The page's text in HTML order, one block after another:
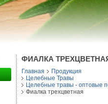
ФИАЛКА
Главная
Продукция
Целебные Травы
Целебные травы - оптовые
Фиалка трехцветная